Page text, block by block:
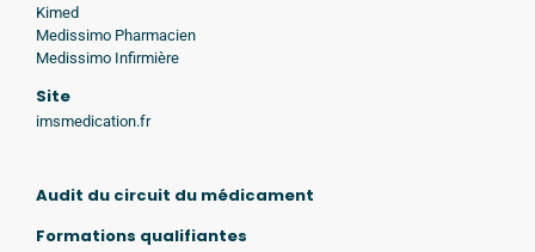
Kimed
Medissimo Pharmacien
Medissimo Infirmière
Site
imsmedication.fr
Audit du circuit du médicament
Formations qualifiantes